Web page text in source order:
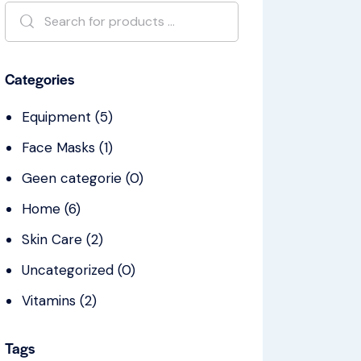
Categories
Equipment (5)
Face Masks (1)
Geen categorie (0)
Home (6)
Skin Care (2)
Uncategorized (0)
Vitamins (2)
Tags